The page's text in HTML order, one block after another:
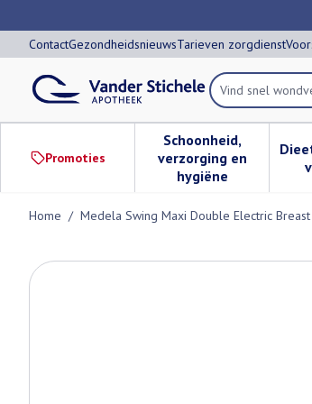
ContactGezondheidsnieuwsTarieven zorgdienst
Product, merk,
Promoties
Schoonheid,
verzorging en
hygiëne
Toon submenu
Home / Medela Swing Maxi Double Electric Breast
Medela Swing Maxi